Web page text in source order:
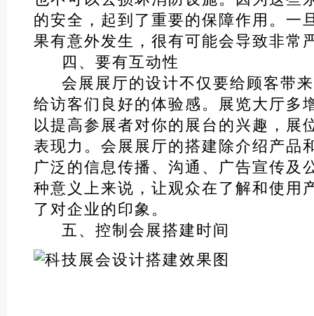
的安全，起到了重要的保障作用。一
果有意外发生，很有可能会导致非常
四、要有互动性
会展展厅的设计不仅要给顾客带来
给访客们良好的体验感。展览大厅多
以提高参展者对你的展台的兴趣，展
表现力。会展展厅的搭建除介绍产品
广泛的信息传播、沟通、广告宣传及
种意义上来说，让观众在了解和使用
了对企业的印象。
五、控制会展搭建时间